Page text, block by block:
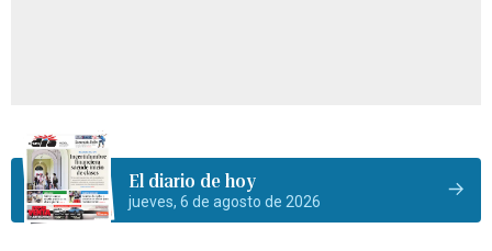
El diario de hoy
jueves, 6 de agosto de 2026